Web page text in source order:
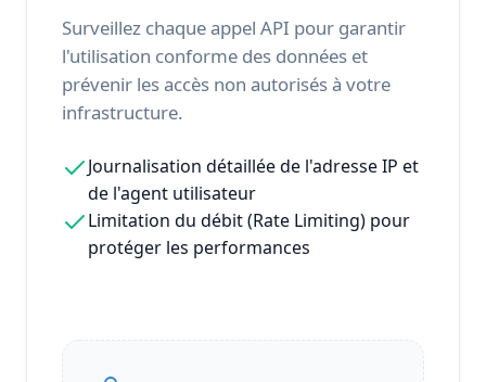
Surveillez chaque appel API pour garantir
l'utilisation conforme des données et
prévenir les accès non autorisés à votre
infrastructure.
Journalisation détaillée de l'adresse IP et
de l'agent utilisateur
Limitation du débit (Rate Limiting) pour
protéger les performances